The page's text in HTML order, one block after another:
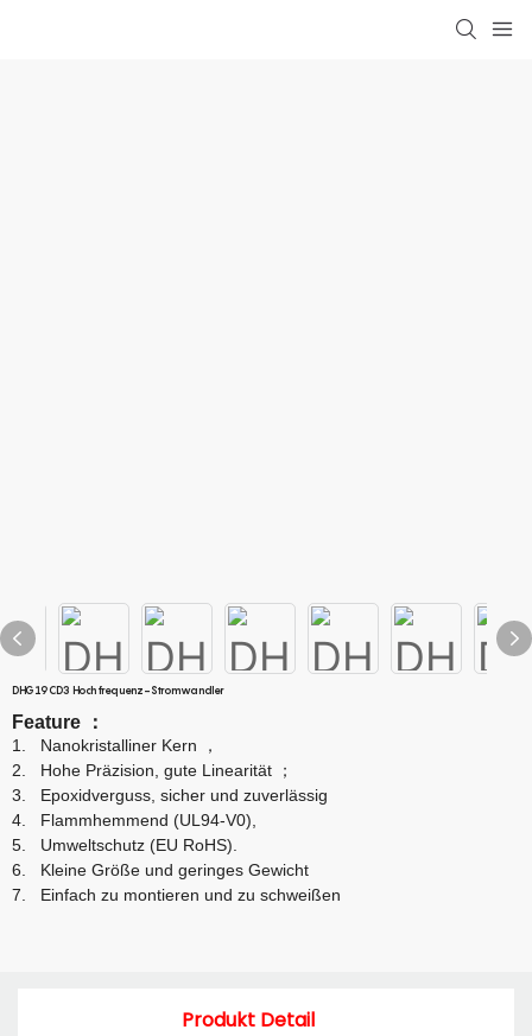
DHG19CD3 Hochfrequenz-Stromwandler
Feature ：
1. Nanokristalliner Kern
，
2.
Hohe Präzision, gute Linearität
；
3.
Epoxidverguss, sicher und zuverlässig
4.
Flammhemmend (UL94-V0),
5.
Umweltschutz (EU RoHS).
6.
Kleine Größe und geringes Gewicht
7.
Einfach zu montieren und zu schweißen
Produkt Detail